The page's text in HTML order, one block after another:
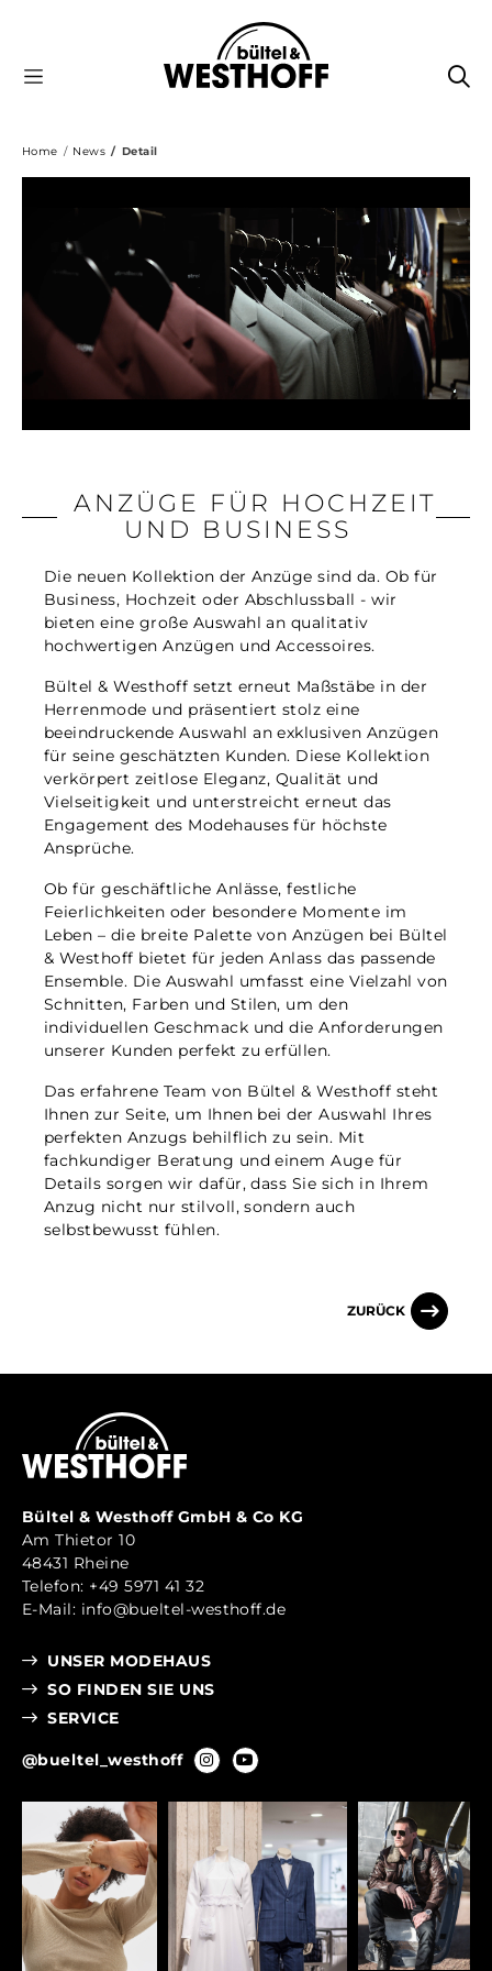
Home News Detail
ANZÜGE FÜR HOCHZEIT
UND BUSINESS
Die neuen Kollektion der Anzüge sind da. Ob für
Business, Hochzeit oder Abschlussball - wir
bieten eine große Auswahl an qualitativ
hochwertigen Anzügen und Accessoires.
Bültel & Westhoff setzt erneut Maßstäbe in der
Herrenmode und präsentiert stolz eine
beeindruckende Auswahl an exklusiven Anzügen
für seine geschätzten Kunden. Diese Kollektion
verkörpert zeitlose Eleganz, Qualität und
Vielseitigkeit und unterstreicht erneut das
Engagement des Modehauses für höchste
Ansprüche.
Ob für geschäftliche Anlässe, festliche
Feierlichkeiten oder besondere Momente im
Leben – die breite Palette von Anzügen bei Bültel
& Westhoff bietet für jeden Anlass das passende
Ensemble. Die Auswahl umfasst eine Vielzahl von
Schnitten, Farben und Stilen, um den
individuellen Geschmack und die Anforderungen
unserer Kunden perfekt zu erfüllen.
Das erfahrene Team von Bültel & Westhoff steht
Ihnen zur Seite, um Ihnen bei der Auswahl Ihres
perfekten Anzugs behilflich zu sein. Mit
fachkundiger Beratung und einem Auge für
Details sorgen wir dafür, dass Sie sich in Ihrem
Anzug nicht nur stilvoll, sondern auch
selbstbewusst fühlen.
ZURÜCK
Bültel & Westhoff GmbH & Co KG
Am Thietor 10
48431 Rheine
Telefon: +49 5971 41 32
E-Mail: info@bueltel-westhoff.de
UNSER MODEHAUS
SO FINDEN SIE UNS
SERVICE
@bueltel_westhoff